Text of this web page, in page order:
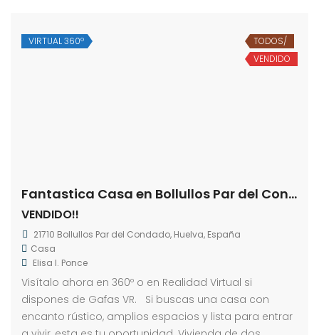
VIRTUAL 360º
TODOS/
VENDIDO
Fantastica Casa en Bollullos Par del Condado
VENDIDO!!
21710 Bollullos Par del Condado, Huelva, España
Casa
Elisa I. Ponce
Visítalo ahora en 360º o en Realidad Virtual si
dispones de Gafas VR. Si buscas una casa con
encanto rústico, amplios espacios y lista para entrar